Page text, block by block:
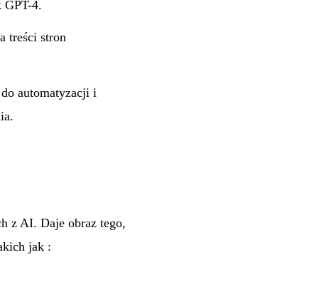
GPT-4.
treści stron
automatyzacji i
z AI. Daje obraz tego,
jak :